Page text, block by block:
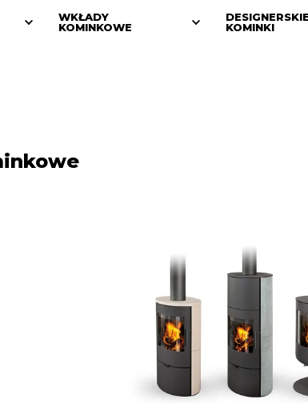
WKŁADY
KOMINKOWE
DESIGNERSKIE
KOMINKI